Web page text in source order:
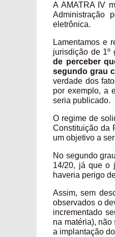
A AMATRA IV
Administração
eletrônica.
Lamentamos e
jurisdição de 1º
de perceber
segundo grau
verdade dos
por exemplo, a
seria publicado.
O regime de
Constituição da
um objetivo a
No segundo
14/20, já que o
haveria perigo
Assim, sem
observados o
incrementado
na matéria),
a implantação